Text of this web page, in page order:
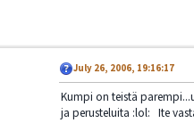
July 26, 2006, 19:16:17
Kumpi on teistä
ja perusteluita :lol: Ite